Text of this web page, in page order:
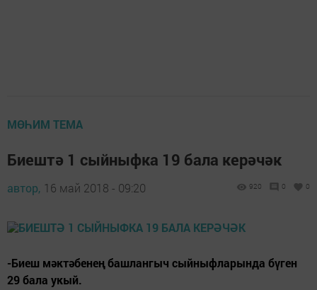
МӨҺИМ ТЕМА
Биештә 1 сыйныфка 19 бала керәчәк
автор, 16 май 2018 - 09:20 920 0 0
-Биеш мәктәбенең башлангыч сыйныфларында бүген
29 бала укый.